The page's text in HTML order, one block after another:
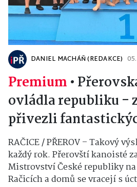
DANIEL MACHÁŇ (REDAKCE)
Premium •
ovládla republiku -
přivezli
RAČICE / PŘEROV – Takový
každý rok. Přerovští kanoisté
Mistrovství České republiky
Račicích a domů se vracejí s